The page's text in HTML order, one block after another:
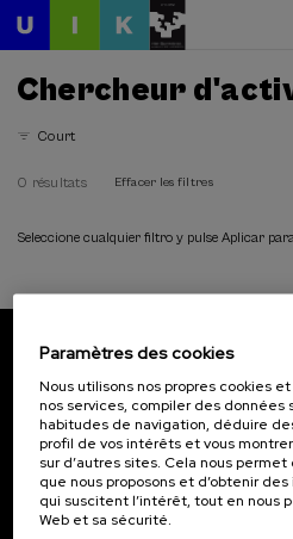
Chercheur
Court
0 résultats Effacer les filtres
Seleccione cualquier filtro y pulse Aplicar
Inscrivez-vous pour être le premier à
actualités de l'UIK.
S'abonner
Paramètres des cookies
Nous utilisons nos propres cookies
nos services, compiler des données
habitudes de navigation, déduire
profil de vos intérêts et vous
sur d’autres sites. Cela nous
que nous proposons et d’obtenir
qui suscitent l’intérêt, tout en nous
Web et sa sécurité.